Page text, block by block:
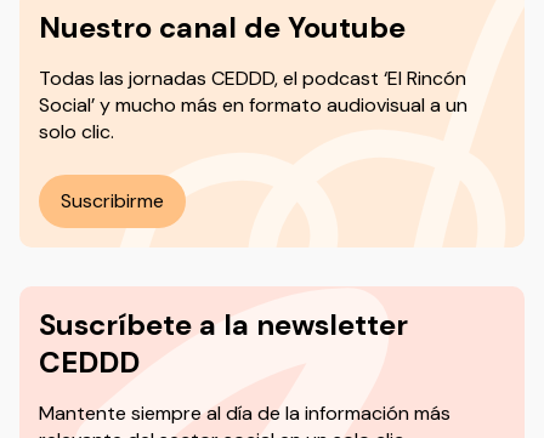
Nuestro canal de Youtube
Todas las jornadas CEDDD, el podcast ‘El Rincón
Social’ y mucho más en formato audiovisual a un
solo clic.
Suscribirme
Suscríbete a la newsletter
CEDDD
Mantente siempre al día de la información más